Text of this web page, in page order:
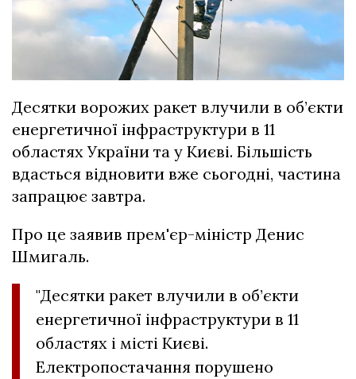
Десятки ворожих ракет влучили в об’єкти
енергетичної інфраструктури в 11
областях України та у Києві. Більшість
вдасться відновити вже сьогодні, частина
запрацює завтра.
Про це заявив прем'єр-міністр Денис
Шмигаль.
"Десятки ракет влучили в об’єкти
енергетичної інфраструктури в 11
областях і місті Києві.
Електропостачання порушено